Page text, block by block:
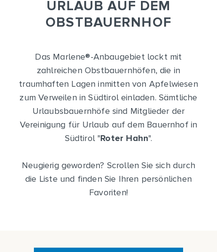
URLAUB AUF DEM
OBSTBAUERNHOF
Das Marlene®-Anbaugebiet lockt mit
zahlreichen Obstbauernhöfen, die in
traumhaften Lagen inmitten von Apfelwiesen
zum Verweilen in Südtirol einladen. Sämtliche
Urlaubsbauernhöfe sind Mitglieder der
Vereinigung für Urlaub auf dem Bauernhof in
Südtirol "Roter Hahn".
Neugierig geworden? Scrollen Sie sich durch
die Liste und finden Sie Ihren persönlichen
Favoriten!